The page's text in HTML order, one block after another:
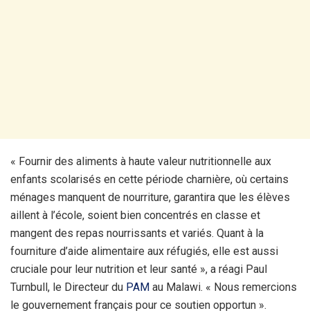
« Fournir des aliments à haute valeur nutritionnelle aux
enfants scolarisés en cette période charnière, où certains
ménages manquent de nourriture, garantira que les élèves
aillent à l’école, soient bien concentrés en classe et
mangent des repas nourrissants et variés. Quant à la
fourniture d’aide alimentaire aux réfugiés, elle est aussi
cruciale pour leur nutrition et leur santé », a réagi Paul
Turnbull, le Directeur du PAM au Malawi. « Nous remercions
le gouvernement français pour ce soutien opportun ».